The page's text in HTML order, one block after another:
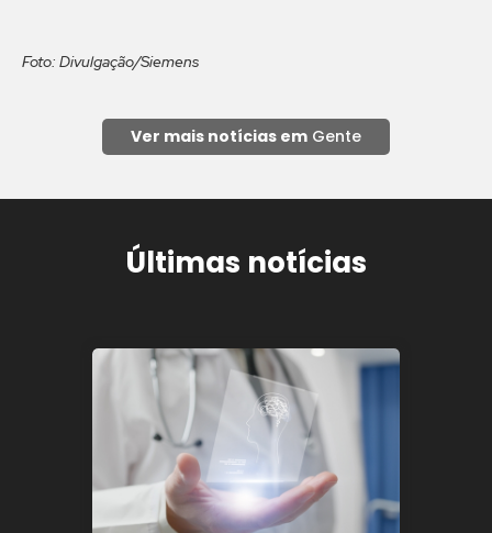
Foto: Divulgação/Siemens
Ver mais notícias em Gente
Últimas notícias